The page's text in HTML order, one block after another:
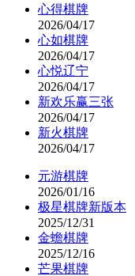
心得棋牌
2026/04/17
心如棋牌
2026/04/17
心悦辽宁
2026/04/17
新欢乐赢三张
2026/04/17
新火棋牌
2026/04/17
元游棋牌
2026/01/16
极星棋牌新版本
2025/12/31
金蟾棋牌
2025/12/16
芒果棋牌